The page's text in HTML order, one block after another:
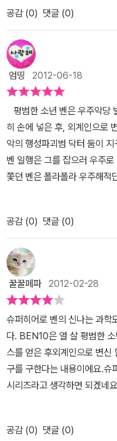
치도 센 웨이빅으로 변신한다.
머러스한 장치도 재미났지만,
접할 수 있는 좋은 기회가 되
이들이 열광할만한 과학만화인
하 이야기, 우주의 은하들 이
아이들의 눈높이에서 지루하
효과를 보는 것 같다. 무엇보
하려 애쓴 흔적이 역력하다.
시 과학영웅의 가장 큰 장점인
영웅의 또 다음 이야기를 기
궁금해진다.
속에 쏙쏙 들어오겠금 해주는
9편 은하계 추격전에서는 폭
벤과 벤 일행의 활약이 마지막
책 속에 빠져들게 만듭니다.
떻게 생겼는지, 별의 일생은
게 생겼는지도 알려줍니다. 또
걸리는데 천왕성은 태양을
것을 알려주기도 하면서 우주
니다. 그리고 아이의 과학적
'심화학습 워크북'이 있는데
것으로 책속에서 만났던 과학
이의 과학적 문제 해결력과
또한 더욱 반가운 것은 학습지
만들어줬던 책으로 과학을 어
공감 (0) 댓글 (0)
엄띵 2012-06-18
평범한 소년 벤은 우주악당
히 손에 넣은 후, 외계인으로
악의 행성파괴범 닥터 둠이
벤 일행은 그를 잡으러 우주
쫓던 벤은 폴라폴라 우주해적
갈 우주선은 분노한 빌객스
~ [등장 인물] 1. 벤- 열 살의
옴니트릭스를 얻은 후 외계인
로 활약한다. 2. 그웬- 벤의 사
연히 얻은 마법책을 통해 마
그웬이 능력을 잘못 이용하지
버지. 4. 테라- 은하연방 패트
아 지구에 왔다. 5. 폴라폴-
주선을 타고 다니며 다른 우
터 둠- 생명체가 사는 행성만
~~ [이 책의 특징] 1. 상상력
었을까?' '우주가 계속 팽창하
공감 (0) 댓글 (0)
꿀꿀페파 2012-02-28
슈퍼히어로 벤의 신나는 과학
다. BEN10은 열 살 평범한
스를 얻은 후외계인으로 변신
구를 구한다는 내용이에요.
시리즈라고 생각하면 되겠네
했을 것 같아요. BEN10은 영
으로 나온 사슴벌레장난감이
공감 (0) 댓글 (0)